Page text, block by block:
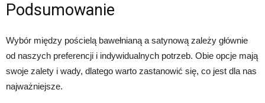
Podsumowanie
Wybór między pościelą bawełnianą a satynową zależy głównie
od naszych preferencji i indywidualnych potrzeb. Obie opcje mają
swoje zalety i wady, dlatego warto zastanowić się, co jest dla nas
najważniejsze.